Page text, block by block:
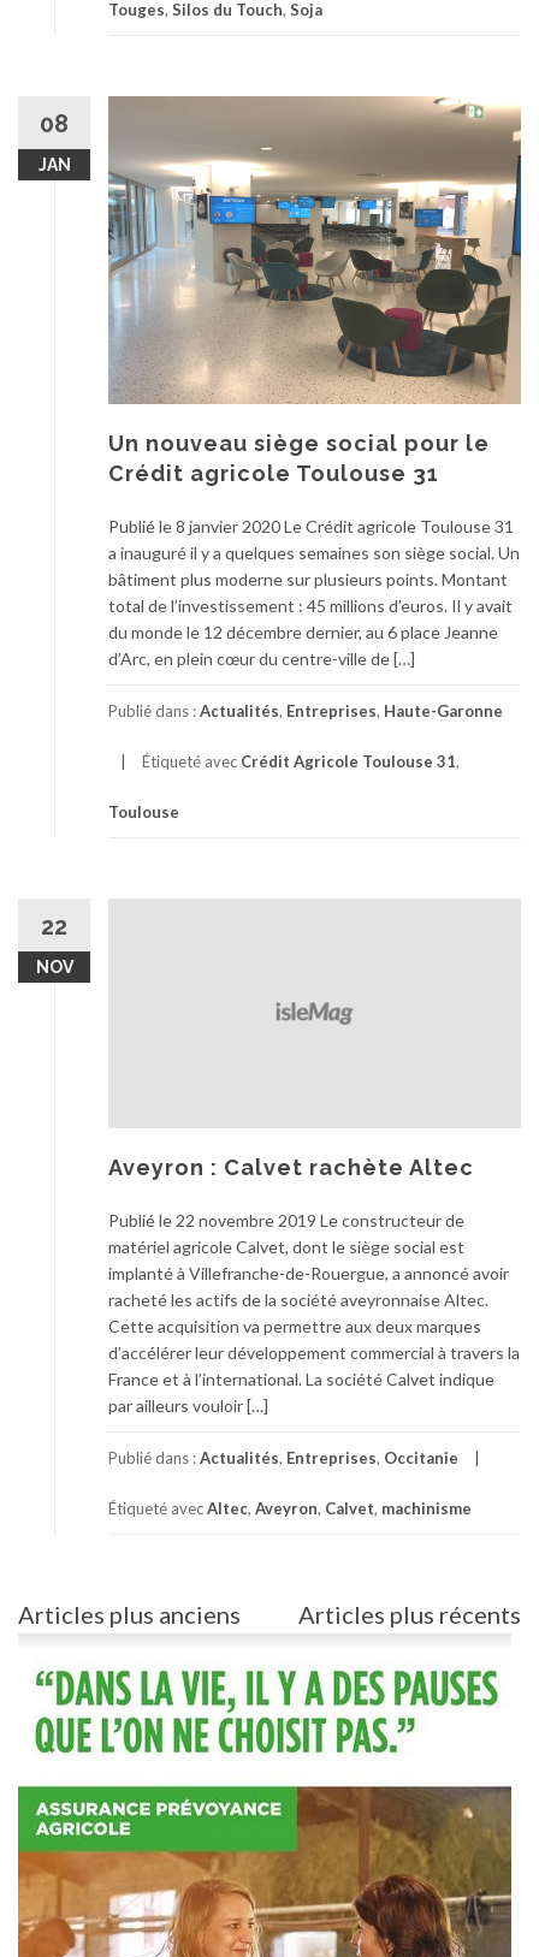
Touges, Silos du Touch, Soja
08
JAN
Un nouveau siège social pour le
Crédit agricole Toulouse 31
Publié le 8 janvier 2020 Le Crédit agricole Toulouse 31
a inauguré il y a quelques semaines son siège social. Un
bâtiment plus moderne sur plusieurs points. Montant
total de l’investissement : 45 millions d’euros. Il y avait
du monde le 12 décembre dernier, au 6 place Jeanne
d’Arc, en plein cœur du centre-ville de […]
Publié dans :Actualités, Entreprises, Haute-Garonne
Étiqueté avec Crédit Agricole Toulouse 31,
Toulouse
22
NOV
Aveyron : Calvet rachète Altec
Publié le 22 novembre 2019 Le constructeur de
matériel agricole Calvet, dont le siège social est
implanté à Villefranche-de-Rouergue, a annoncé avoir
racheté les actifs de la société aveyronnaise Altec.
Cette acquisition va permettre aux deux marques
d’accélérer leur développement commercial à travers la
France et à l’international. La société Calvet indique
par ailleurs vouloir […]
Publié dans :Actualités, Entreprises, Occitanie
Étiqueté avecAltec, Aveyron, Calvet, machinisme
Navigation
des
articles
Articles plus anciens Articles plus récents